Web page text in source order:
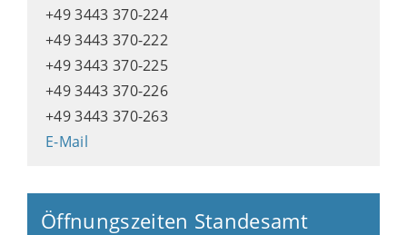
+49 3443 370-224
+49 3443 370-222
+49 3443 370-225
+49 3443 370-226
+49 3443 370-263
E-Mail
Öffnungszeiten Standesamt